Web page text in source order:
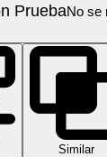
PruebaNo se
Similar